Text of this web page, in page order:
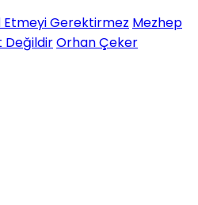
Etmeyi Gerektirmez Mezhep
DeğildirOrhan Çeker